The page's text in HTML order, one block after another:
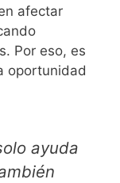
afectar
Por eso, es
oportunidad
ayuda